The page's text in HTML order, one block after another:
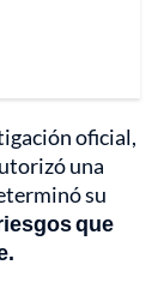
oficial,
una
su
que